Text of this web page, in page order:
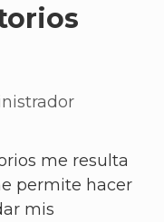
me resulta
permite hacer
mis